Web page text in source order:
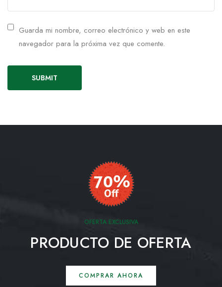
Guarda mi nombre, correo electrónico y web en este
navegador para la próxima vez que comente.
OFERTA EXCLUSIVA
PRODUCTO DE OFERTA
COMPRAR AHORA